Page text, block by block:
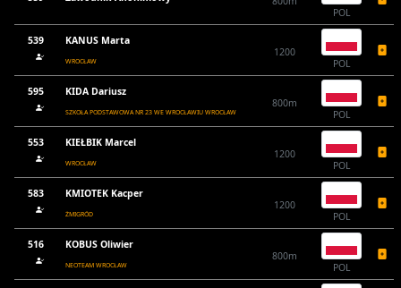
POL
539 KANUS Marta
WROCŁAW
1200
POL
595 KIDA Dariusz
SZKOŁA PODSTAWOWA NR 23 WE WROCŁAWIU WROCŁAW
800m
POL
553 KIEŁBIK Marcel
WROCŁAW
1200
POL
583 KMIOTEK Kacper
ŻMIGRÓD
1200
POL
516 KOBUS Oliwier
NEOTEAM WROCŁAW
800m
POL